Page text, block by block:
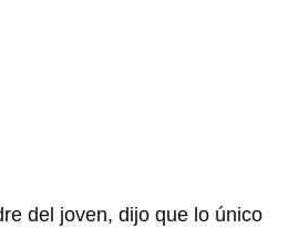
del joven, dijo que lo único